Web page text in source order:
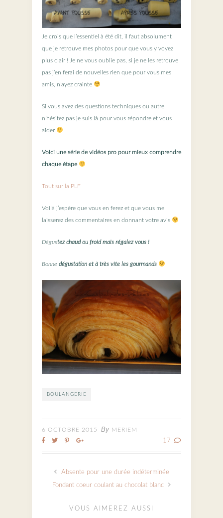
Je crois que l’essentiel à été dit, il faut absolument
que je retrouve mes photos pour que vous y voyez
plus clair ! Je ne vous oublie pas, si je ne les retrouve
pas j’en ferai de nouvelles rien que pour vous mes
amis, n’ayez crainte
Si vous avez des questions techniques ou autre
n’hésitez pas je suis là pour vous répondre et vous
aider
Voici une série de vidéos pro pour mieux comprendre
chaque étape
Tout sur la PLF
Voilà j’espère que vous en ferez et que vous me
laisserez des commentaires en donnant votre avis
Dégustez chaud ou froid mais régalez vous !
Bonne dégustation et à très vite les gourmands
BOULANGERIE
6 OCTOBRE 2015 By MERIEM
17
Absente pour une durée indéterminée
Fondant coeur coulant au chocolat blanc
VOUS AIMEREZ AUSSI